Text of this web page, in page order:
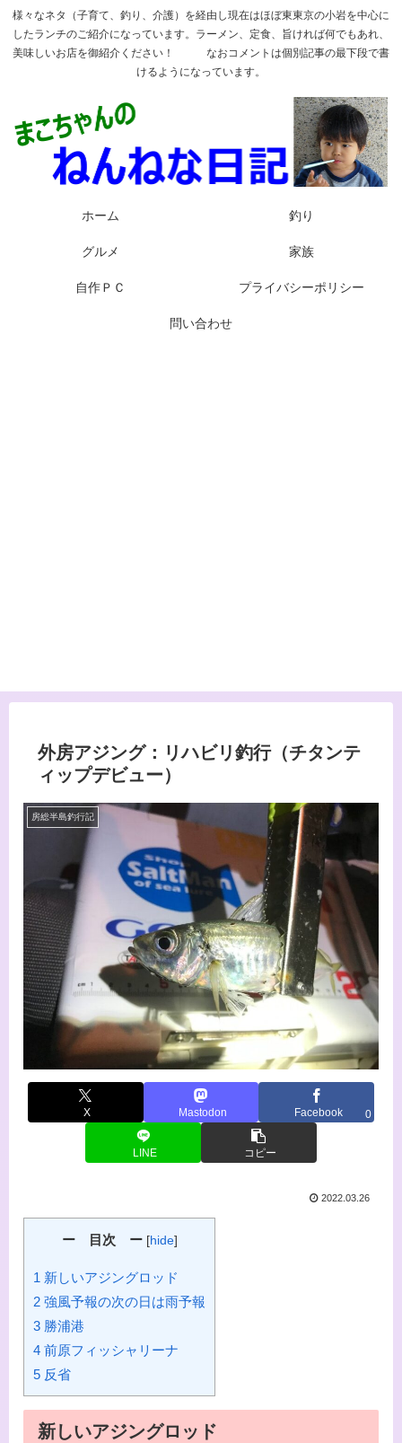
様々なネタ（子育て、釣り、介護）を経由し現在はほぼ東東京の小岩を中心に
したランチのご紹介になっています。ラーメン、定食、旨ければ何でもあれ、
美味しいお店を御紹介ください！ なおコメントは個別記事の最下段で書
けるようになっています。
ホーム 釣り
グルメ 家族
自作ＰＣ プライバシーポリシー
問い合わせ
外房アジング：リハビリ釣行（チタンテ
ィップデビュー）
房総半島釣行記
X Mastodon Facebook 0
LINE コピー
2022.03.26
ー 目次 ー [hide]
1 新しいアジングロッド
2 強風予報の次の日は雨予報
3 勝浦港
4 前原フィッシャリーナ
5 反省
新しいアジングロッド